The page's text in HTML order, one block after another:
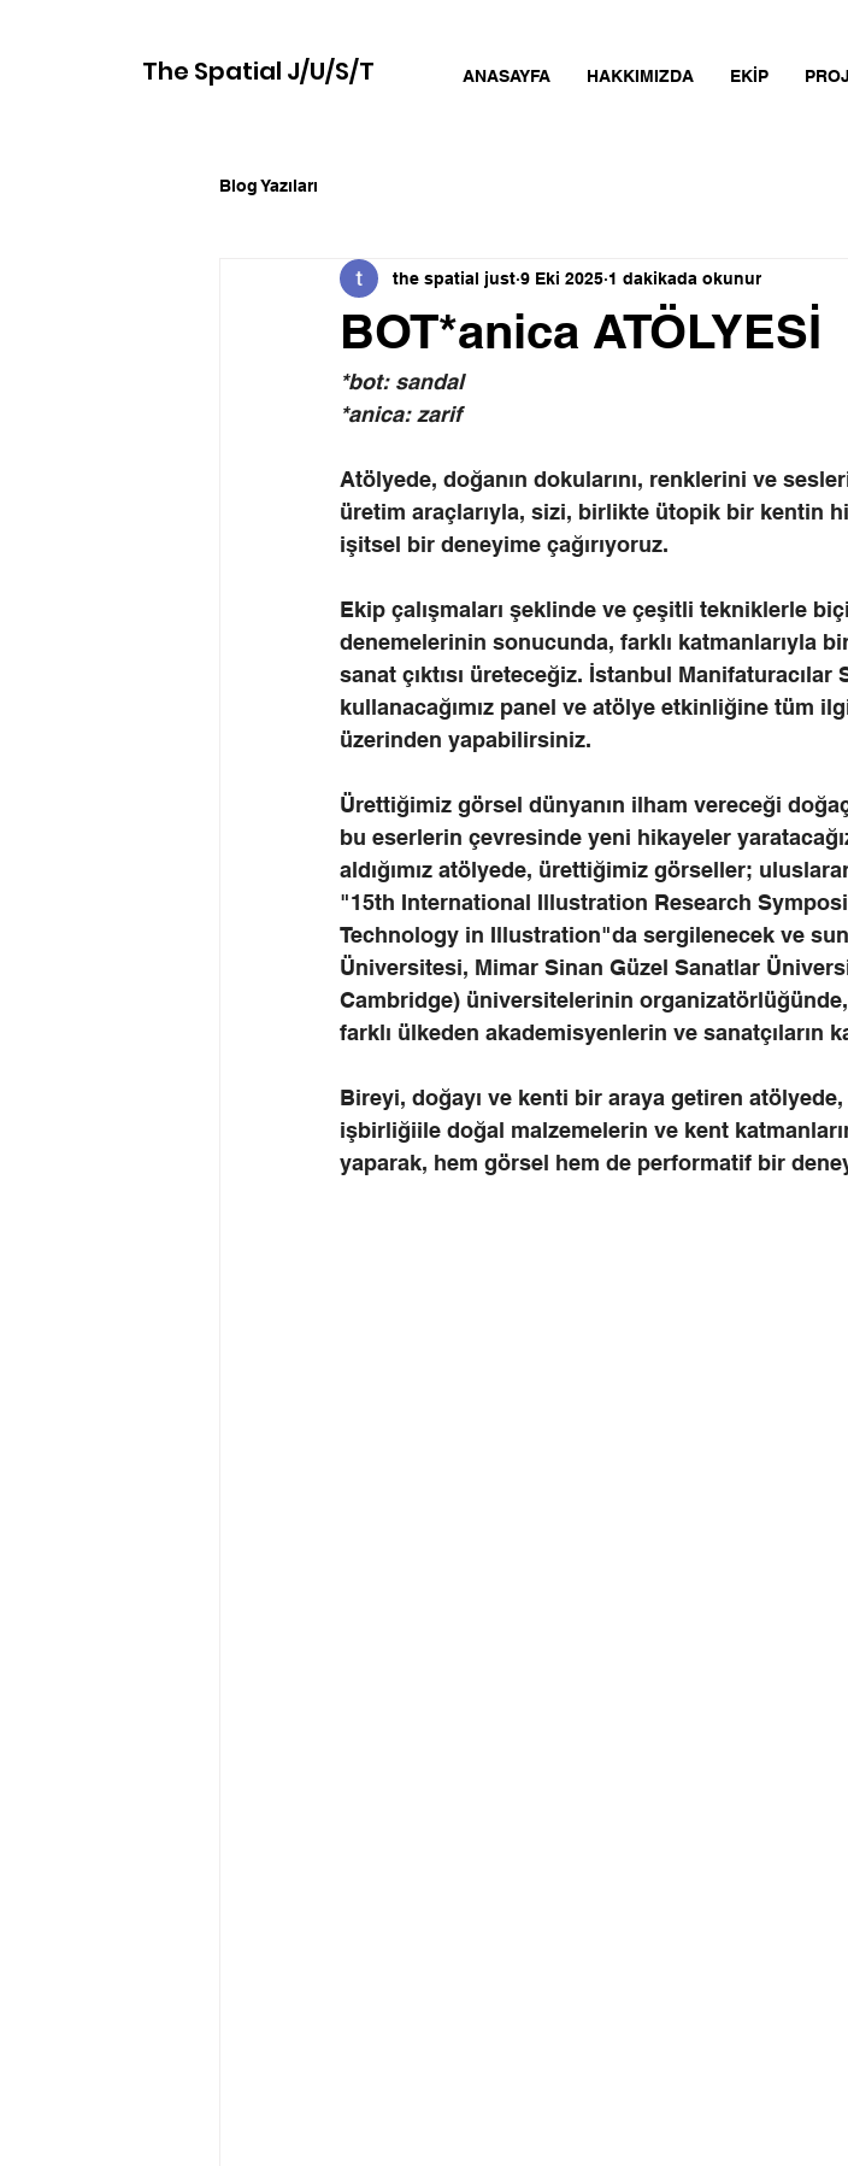
The Spatial J/U/S/T ANASAYFA HAKKIMIZDA EKİP
Blog Yazıları
BOT*anica ATÖLYESİ
the spatial just 9 Eki 2025 1 dakikada okunur
*bot: sandal
*anica: zarif
Atölyede, doğanın dokularını, renklerini ve
üretim araçlarıyla, sizi, birlikte ütopik bir kentin
işitsel bir deneyime çağırıyoruz.
Ekip çalışmaları şeklinde ve çeşitli tekniklerle
denemelerinin sonucunda, farklı katmanlarıyla
sanat çıktısı üreteceğiz. İstanbul Manifaturacılar
kullanacağımız panel ve atölye etkinliğine tüm
üzerinden yapabilirsiniz.
Ürettiğimiz görsel dünyanın ilham vereceği
bu eserlerin çevresinde yeni hikayeler
aldığımız atölyede, ürettiğimiz görseller;
"15th International Illustration Research
Technology in Illustration"da sergilenecek ve
Üniversitesi, Mimar Sinan Güzel Sanatlar
Cambridge) üniversitelerinin
farklı ülkeden akademisyenlerin ve sanatçıların
Bireyi, doğayı ve kenti bir araya getiren atölyede,
işbirliğiile doğal malzemelerin ve kent
yaparak, hem görsel hem de performatif bir